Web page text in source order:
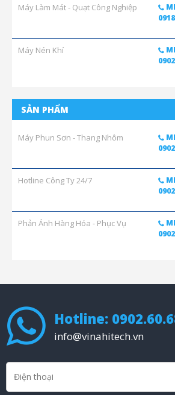
Máy Làm Mát - Quạt Công Nghiệp
Máy Nén Khí
SẢN PHẨM
Máy Phun Sơn - Thang Nhôm
Hotline Công Ty 24/7
Phản Ánh Hàng Hóa - Phục Vụ
Hotline:
info@vinahitech.vn